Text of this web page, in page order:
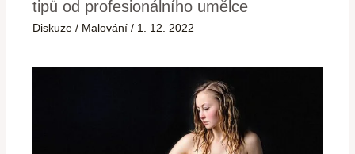
tipů od profesionálního umělce
Diskuze / Malování / 1. 12. 2022